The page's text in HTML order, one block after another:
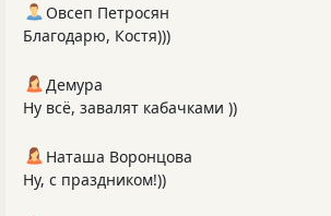
Овсеп Петросян
Благодарю, Костя)))
Демура
Ну всё, завалят кабачками ))
Наташа Воронцова
Ну, с праздником!))